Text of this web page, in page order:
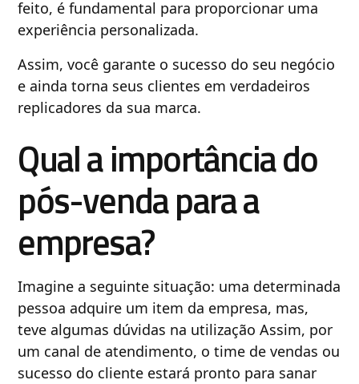
feito, é fundamental para proporcionar uma
experiência personalizada.
Assim, você garante o sucesso do seu negócio
e ainda torna seus clientes em verdadeiros
replicadores da sua marca.
Qual a importância do
pós-venda para a
empresa?
Imagine a seguinte situação: uma determinada
pessoa adquire um item da empresa, mas,
teve algumas dúvidas na utilização Assim, por
um canal de atendimento, o time de vendas ou
sucesso do cliente estará pronto para sanar